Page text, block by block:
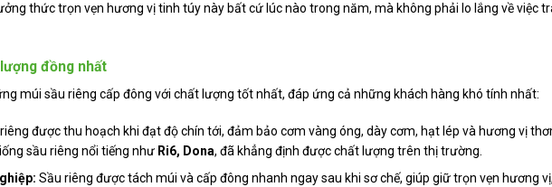
thức trọn vẹn hương vị tinh túy này bất cứ lúc nào trong năm, mà không phải lo lắng về việc
đồng nhất
múi sầu riêng cấp đông với chất lượng tốt nhất, đáp ứng cả những khách hàng khó tính nhất:
được thu hoạch khi đạt độ chín tới, đảm bảo cơm vàng óng, dày cơm, hạt lép và hương vị
sầu riêng nổi tiếng như Ri6, Dona, đã khẳng định được chất lượng trên thị trường.
Sầu riêng được tách múi và cấp đông nhanh ngay sau khi sơ chế, giúp giữ trọn vẹn hương